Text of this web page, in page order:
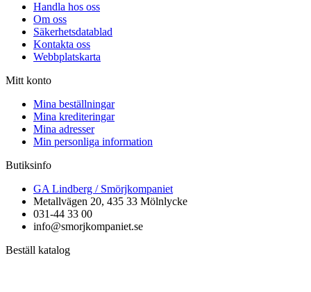
Handla hos oss
Om oss
Säkerhetsdatablad
Kontakta oss
Webbplatskarta
Mitt konto
Mina beställningar
Mina krediteringar
Mina adresser
Min personliga information
Butiksinfo
GA Lindberg / Smörjkompaniet
Metallvägen 20, 435 33 Mölnlycke
031-44 33 00
info@smorjkompaniet.se
Beställ katalog